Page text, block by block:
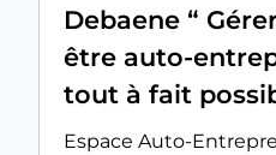
Debaene “
être auto-
tout à fait
Espace Auto-